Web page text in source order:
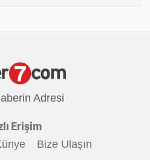
Adresi
Erişim
Bize Ulaşın